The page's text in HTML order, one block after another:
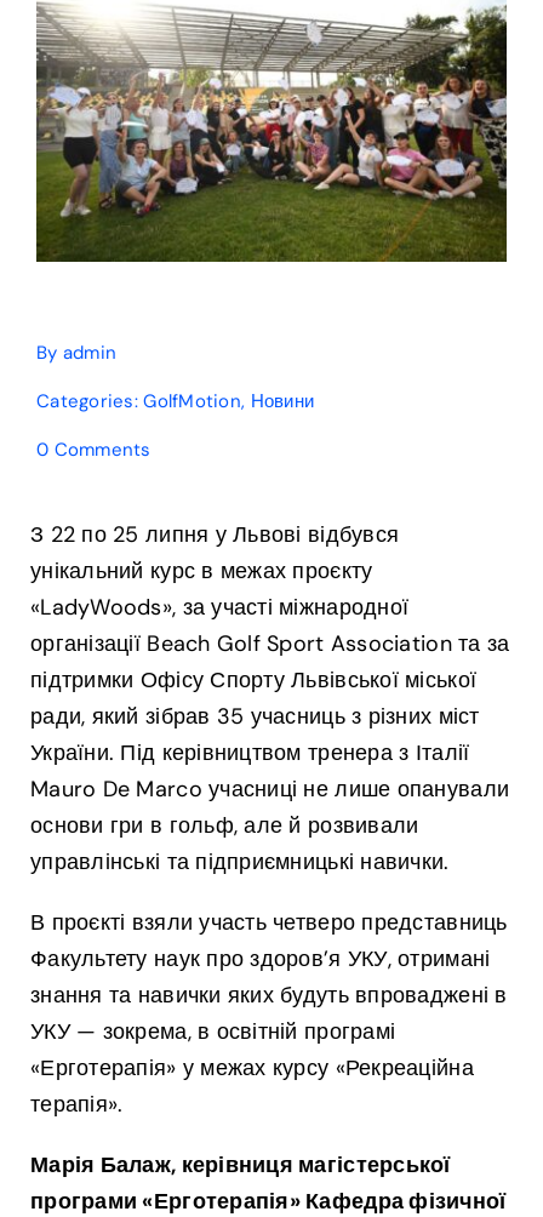
By admin
Categories:GolfMotion, Новини
0 Comments
здоров’я
УКУ:
«LadyWoods»
дав
змогу
по-
новому
подивитись
гольф
З 22 по 25 липня у Львові відбувся
унікальний курс в межах проєкту
«LadyWoods», за участі міжнародної
організації Beach Golf Sport Association та за
підтримки Офісу Спорту Львівської міської
ради, який зібрав 35 учасниць з різних міст
України. Під керівництвом тренера з Італії
Mauro De Marco учасниці не лише опанували
основи гри в гольф, але й розвивали
управлінські та підприємницькі навички.
В проєкті взяли участь четверо представниць
Факультету наук про здоров’я УКУ, отримані
знання та навички яких будуть впроваджені в
УКУ — зокрема, в освітній програмі
«Ерготерапія» у межах курсу «Рекреаційна
терапія».
Марія Балаж, керівниця магістерської
програми «Ерготерапія» Кафедра фізичної